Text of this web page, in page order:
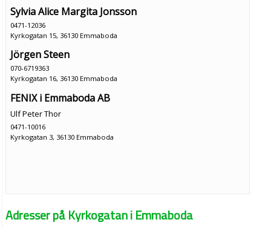
Sylvia Alice Margita Jonsson
0471-12036
Kyrkogatan 15, 36130 Emmaboda
Jörgen Steen
070-6719363
Kyrkogatan 16, 36130 Emmaboda
FENIX i Emmaboda AB
Ulf Peter Thor
0471-10016
Kyrkogatan 3, 36130 Emmaboda
Adresser på Kyrkogatan i Emmaboda